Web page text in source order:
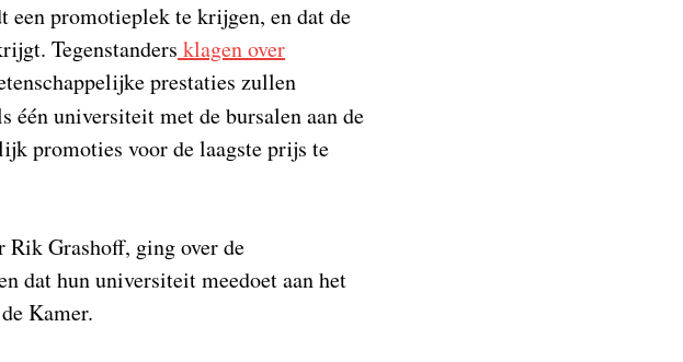
promotieplek te krijgen, en dat de
Tegenstanders klagen over
prestaties zullen
één universiteit met de bursalen aan de
promoties voor de laagste prijs te
Grashoff, ging over de
dat hun universiteit meedoet aan het
Kamer.